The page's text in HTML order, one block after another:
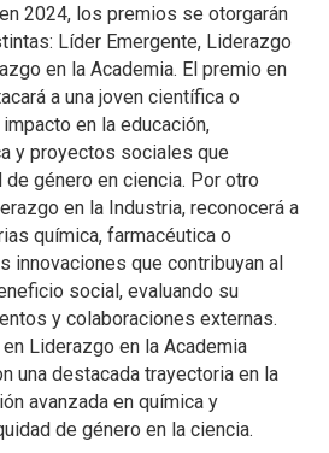
2024, los premios se otorgarán
Líder Emergente, Liderazgo
en la Academia. El premio en
a una joven científica o
en la educación,
y proyectos sociales que
género en ciencia. Por otro
en la Industria, reconocerá a
química, farmacéutica o
innovaciones que contribuyan al
social, evaluando su
y colaboraciones externas.
Liderazgo en la Academia
una destacada trayectoria en la
avanzada en química y
de género en la ciencia.